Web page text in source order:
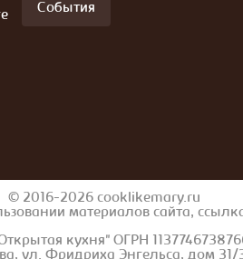
События
© 2016-2026 cooklikemary.ru
материалов сайта,
кухня" ОГРН
ул. Фридриха Энгельса, дом 31/